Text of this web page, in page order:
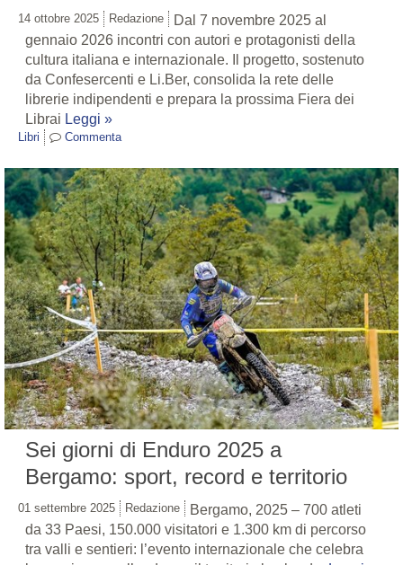
14 ottobre 2025 Redazione
Dal 7 novembre 2025 al
gennaio 2026 incontri con autori e protagonisti della
cultura italiana e internazionale. Il progetto, sostenuto
da Confesercenti e Li.Ber, consolida la rete delle
librerie indipendenti e prepara la prossima Fiera dei
Librai Leggi »
Libri Commenta
Sei giorni di Enduro 2025 a
Bergamo: sport, record e territorio
01 settembre 2025 Redazione
Bergamo, 2025 – 700 atleti
da 33 Paesi, 150.000 visitatori e 1.300 km di percorso
tra valli e sentieri: l’evento internazionale che celebra